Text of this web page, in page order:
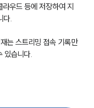
우드 등에 저장하여 지
다.
는 스트리밍 접속 기록만
있습니다.